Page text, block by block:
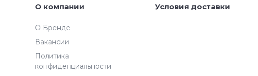
О компании
О Бренде
Вакансии
Политика
конфиденциальности
Условия доставки